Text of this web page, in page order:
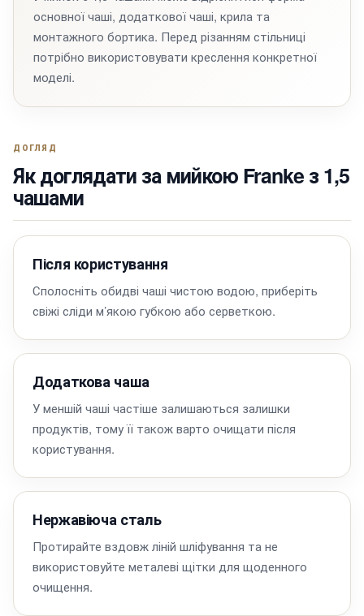
основної чаші, додаткової чаші, крила та
монтажного бортика. Перед різанням стільниці
потрібно використовувати креслення конкретної
моделі.
ДОГЛЯД
Як доглядати за мийкою Franke з 1,5
чашами
Після користування
Сполосніть обидві чаші чистою водою, приберіть
свіжі сліди м’якою губкою або серветкою.
Додаткова чаша
У меншій чаші частіше залишаються залишки
продуктів, тому її також варто очищати після
користування.
Нержавіюча сталь
Протирайте вздовж ліній шліфування та не
використовуйте металеві щітки для щоденного
очищення.